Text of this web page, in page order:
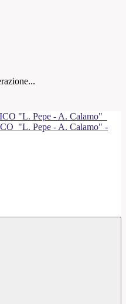
"L. Pepe - A. Calamo" -